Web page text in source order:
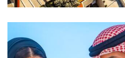
1,1 Millionen Quadratmeter,
vier Etagen und über 220
und Fakten der Dubai Mall
ergreifend rekordverdächtig.